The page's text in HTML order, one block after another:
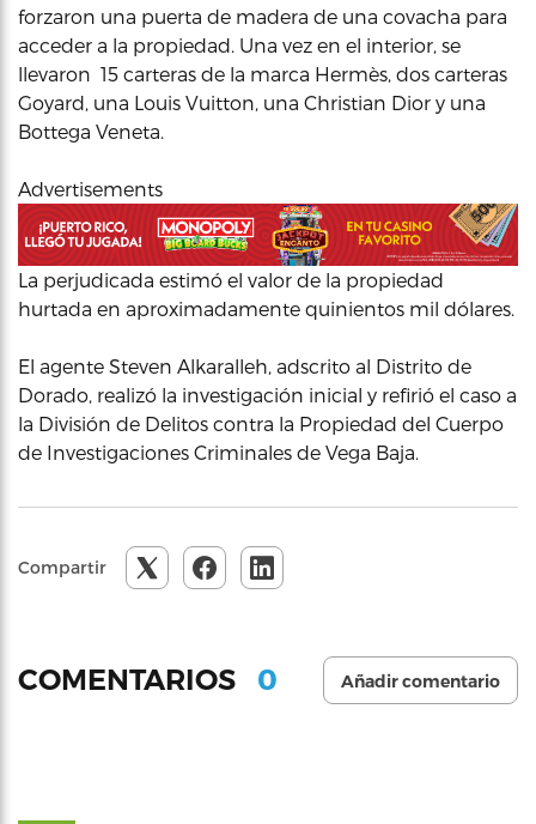
forzaron una puerta de madera de una covacha para
acceder a la propiedad. Una vez en el interior, se
llevaron 15 carteras de la marca Hermès, dos carteras
Goyard, una Louis Vuitton, una Christian Dior y una
Bottega Veneta.
Advertisements
La perjudicada estimó el valor de la propiedad
hurtada en aproximadamente quinientos mil dólares.
El agente Steven Alkaralleh, adscrito al Distrito de
Dorado, realizó la investigación inicial y refirió el caso a
la División de Delitos contra la Propiedad del Cuerpo
de Investigaciones Criminales de Vega Baja.
Compartir
COMENTARIOS 0 Añadir comentario